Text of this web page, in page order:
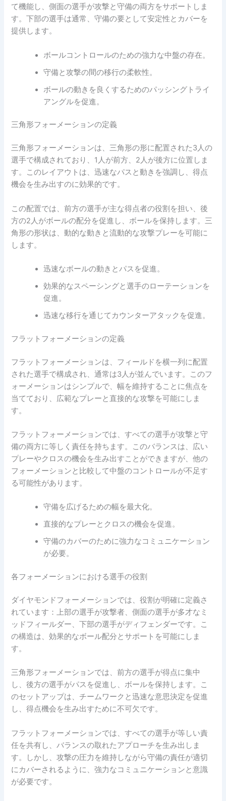
て機能し、側面の選手が攻撃と守備の両方をサポートしま
す。下部の選手は通常、守備の要として安定性とカバーを
提供します。
ボールコントロールのための強力な中盤の存在。
守備と攻撃の間の移行の柔軟性。
ボールの動きを良くするためのパッシングトライ
アングルを促進。
三角形フォーメーションの定義
三角形フォーメーションは、三角形の形に配置された3人の
選手で構成されており、1人が前方、2人が後方に位置しま
す。このレイアウトは、迅速なパスと動きを強調し、得点
機会を生み出すのに効果的です。
この配置では、前方の選手が主な得点者の役割を担い、後
方の2人がボールの配分を促進し、ボールを保持します。三
角形の形状は、動的な動きと流動的な攻撃プレーを可能に
します。
迅速なボールの動きとパスを促進。
効果的なスペーシングと選手のローテーションを
促進。
迅速な移行を通じてカウンターアタックを促進。
フラットフォーメーションの定義
フラットフォーメーションは、フィールドを横一列に配置
された選手で構成され、通常は3人が並んでいます。このフ
ォーメーションはシンプルで、幅を維持することに焦点を
当てており、広範なプレーと直接的な攻撃を可能にしま
す。
フラットフォーメーションでは、すべての選手が攻撃と守
備の両方に等しく責任を持ちます。このバランスは、広い
プレーやクロスの機会を生み出すことができますが、他の
フォーメーションと比較して中盤のコントロールが不足す
る可能性があります。
守備を広げるための幅を最大化。
直接的なプレーとクロスの機会を促進。
守備のカバーのために強力なコミュニケーション
が必要。
各フォーメーションにおける選手の役割
ダイヤモンドフォーメーションでは、役割が明確に定義さ
れています：上部の選手が攻撃者、側面の選手が多才なミ
ッドフィールダー、下部の選手がディフェンダーです。こ
の構造は、効果的なボール配分とサポートを可能にしま
す。
三角形フォーメーションでは、前方の選手が得点に集中
し、後方の選手がパスを促進し、ボールを保持します。こ
のセットアップは、チームワークと迅速な意思決定を促進
し、得点機会を生み出すために不可欠です。
フラットフォーメーションでは、すべての選手が等しい責
任を共有し、バランスの取れたアプローチを生み出しま
す。しかし、攻撃の圧力を維持しながら守備の責任が適切
にカバーされるように、強力なコミュニケーションと意識
が必要です。